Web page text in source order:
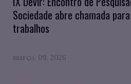
Sociedade abre chamada
trabalhos
março. 09, 2026